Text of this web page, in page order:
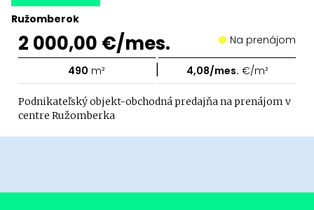
Ružomberok
2 000,00 €/mes. Na prenájom
490 m² | 4,08/mes. €/m²
Podnikateľský objekt-obchodná predajňa na prenájom v
centre Ružomberka